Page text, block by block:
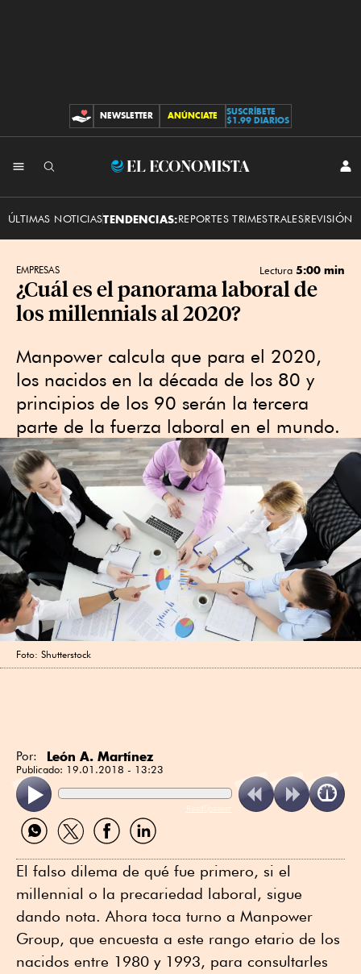
CONTRIBUCIONES
NEWSLETTER ANÚNCIATE
SUSCRÍBETE
$1.99 DIARIOS
El
ÚLTIMAS NOTICIASTENDENCIAS:REPORTES TRIMESTRALESREVISIÓN
EMPRESAS Lectura 5:00 min
¿Cuál es el panorama laboral de
los millennials al 2020?
Manpower calcula que para el 2020,
los nacidos en la década de los 80 y
principios de los 90 serán la tercera
parte de la fuerza laboral en el mundo.
Foto: Shutterstock
Por: León A. Martínez
Publicado: 19.01.2018 - 13:23
ReadSpeaker
Compartir
por
Compartir
por
Compartir
por
Compartir
por
El falso dilema de qué fue primero, si el
millennial o la precariedad laboral, sigue
dando nota. Ahora toca turno a Manpower
Group, que encuesta a este rango etario de los
nacidos entre 1980 y 1993, para consultarles